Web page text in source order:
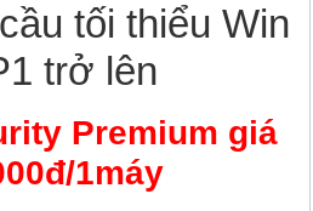
tối thiểu Win
trở lên
Premium giá
1máy